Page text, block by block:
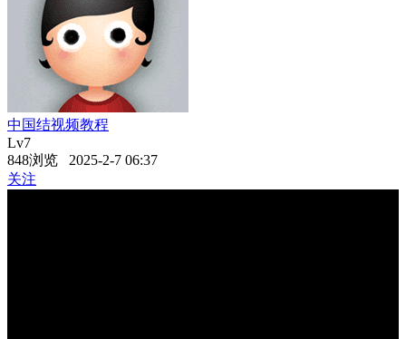
中国结视频教程
Lv7
848浏览 2025-2-7 06:37
关注